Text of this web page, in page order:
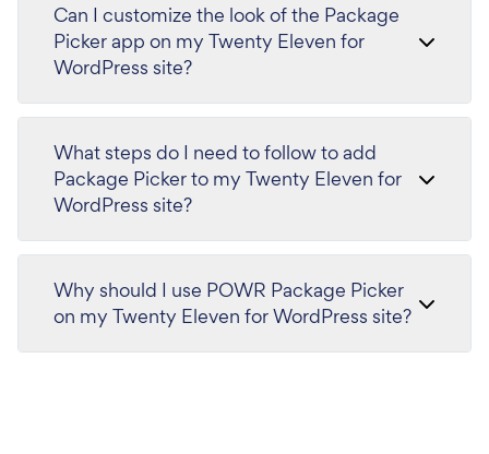
Can I customize the look of the Package
Picker app on my Twenty Eleven for
WordPress site?
What steps do I need to follow to add
Package Picker to my Twenty Eleven for
WordPress site?
Why should I use POWR Package Picker
on my Twenty Eleven for WordPress site?